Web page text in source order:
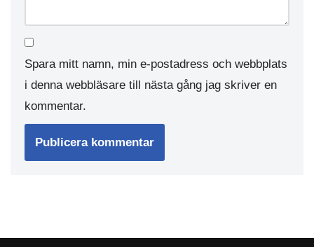
Spara mitt namn, min e-postadress och webbplats
i denna webbläsare till nästa gång jag skriver en
kommentar.